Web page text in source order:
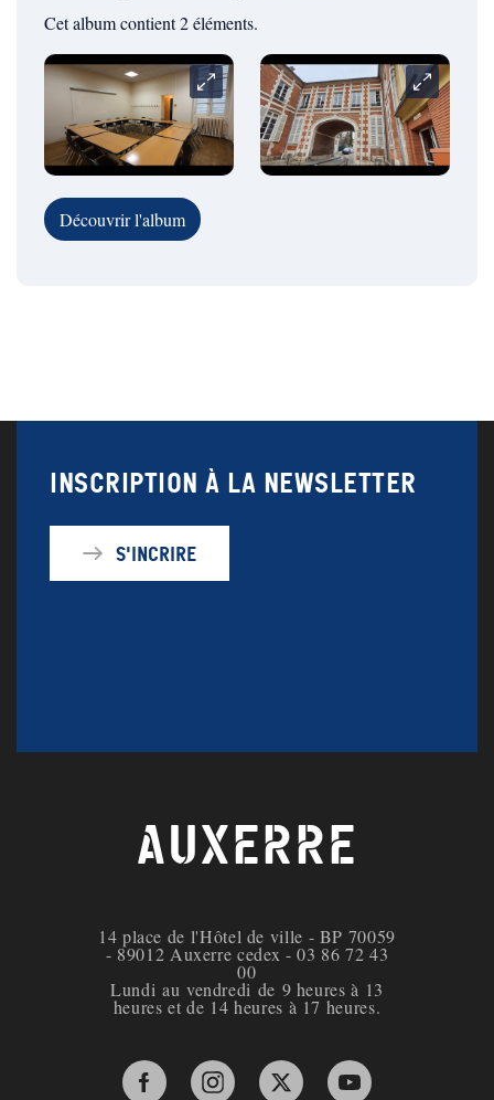
Cet album contient 2 éléments.
Carrousel Carrousel
Découvrir l'album
Inscription à la newsletter
S'incrire
AUXERRE
14 place de l'Hôtel de ville - BP 70059
- 89012 Auxerre cedex - 03 86 72 43
00
Lundi au vendredi de 9 heures à 13
heures et de 14 heures à 17 heures.
Facebook de la ville d'Auxerre
Instagram de la ville d'Auxerre
X de la ville d'Auxerre
YouTube de la ville